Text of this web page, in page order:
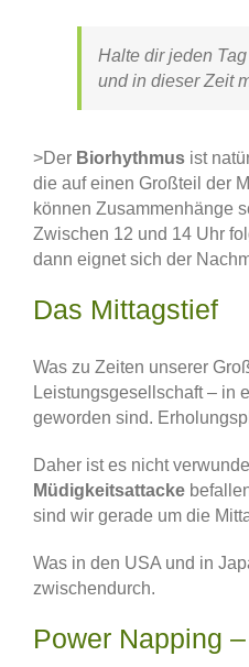
Halte dir jeden
und in dieser Zeit
>Der Biorhythmus ist
die auf einen Großteil der
können Zusammenhänge
Zwischen 12 und 14 Uhr
dann eignet sich der
Das Mittagstief
Was zu Zeiten unserer
Leistungsgesellschaft – in
geworden sind.
Daher ist es nicht
Müdigkeitsattacke
sind wir gerade um die
Was in den USA und in
zwischendurch.
Power Napping